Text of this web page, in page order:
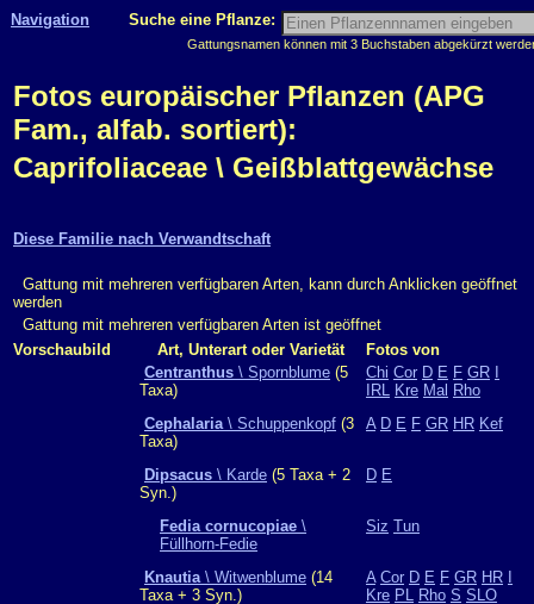
Navigation Suche eine Pflanze:
Gattungsnamen können mit 3 Buchstaben abgekürzt
Fotos europäischer Pflanzen (APG
Fam., alfab. sortiert):
Caprifoliaceae \ Geißblattgewächse
Diese Familie nach Verwandtschaft
Gattung mit mehreren verfügbaren Arten, kann durch Anklicken geöffnet
werden
Gattung mit mehreren verfügbaren Arten ist geöffnet
Vorschaubild
Art, Unterart oder Varietät
Fotos von
Centranthus \ Spornblume (5
Taxa)
Chi Cor D E F GR
IRL Kre Mal Rho
Cephalaria\ Schuppenkopf (3
Taxa)
A D E F GR HR Kef
Dipsacus \ Karde (5 Taxa + 2
Syn.)
D E
Fedia cornucopiae \
Füllhorn-Fedie
Siz Tun
Knautia\ Witwenblume (14
Taxa + 3 Syn.)
A Cor D E F GR HR
Kre PL Rho S SLO